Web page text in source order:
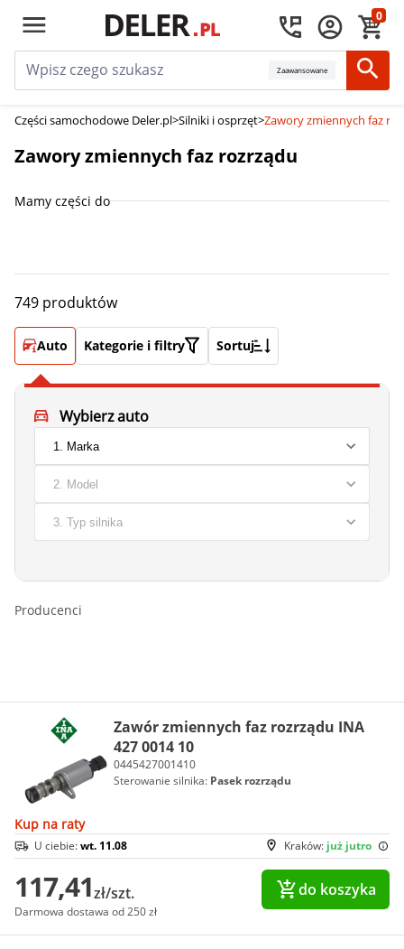
0
Zaawansowane
Części samochodowe Deler.pl>Silniki i osprzęt>Zawory zmiennych faz
Zawory zmiennych faz rozrządu
Mamy części do
749 produktów
Auto Kategorie i filtry Sortuj
Wybierz auto
Producenci
Zawór zmiennych faz rozrządu INA
427 0014 10
0445427001410
Sterowanie silnika: Pasek rozrządu
Kup na raty
Kraków: już jutro
U ciebie:wt. 11.08
117,41zł/szt.
Darmowa dostawa od 250 zł
do koszyka